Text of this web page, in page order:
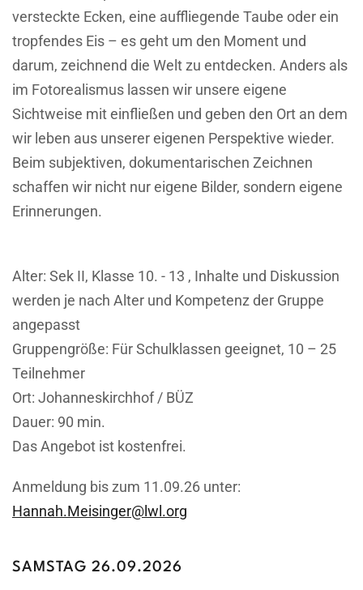
versteckte Ecken, eine auffliegende Taube oder ein
tropfendes Eis – es geht um den Moment und
darum, zeichnend die Welt zu entdecken. Anders als
im Fotorealismus lassen wir unsere eigene
Sichtweise mit einfließen und geben den Ort an dem
wir leben aus unserer eigenen Perspektive wieder.
Beim subjektiven, dokumentarischen Zeichnen
schaffen wir nicht nur eigene Bilder, sondern eigene
Erinnerungen.
Alter: Sek II, Klasse 10. - 13 , Inhalte und Diskussion
werden je nach Alter und Kompetenz der Gruppe
angepasst
Gruppengröße: Für Schulklassen geeignet, 10 – 25
Teilnehmer
Ort: Johanneskirchhof / BÜZ
Dauer: 90 min.
Das Angebot ist kostenfrei.
Anmeldung bis zum 11.09.26 unter:
Hannah.Meisinger@lwl.org
SAMSTAG 26.09.2026